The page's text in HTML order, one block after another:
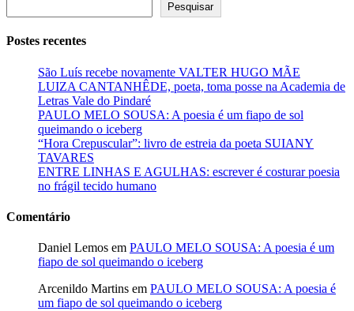
Pesquisar
Postes recentes
São Luís recebe novamente VALTER HUGO MÃE
LUIZA CANTANHÊDE, poeta, toma posse na Academia de
Letras Vale do Pindaré
PAULO MELO SOUSA: A poesia é um fiapo de sol
queimando o iceberg
“Hora Crepuscular”: livro de estreia da poeta SUIANY
TAVARES
ENTRE LINHAS E AGULHAS: escrever é costurar poesia
no frágil tecido humano
Comentário
Daniel Lemos em PAULO MELO SOUSA: A poesia é um
fiapo de sol queimando o iceberg
Arcenildo Martins em PAULO MELO SOUSA: A poesia é
um fiapo de sol queimando o iceberg